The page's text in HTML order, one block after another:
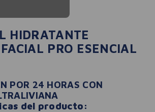
HIDRATANTE
PRO ESENCIAL
POR 24 HORAS CON
del producto: